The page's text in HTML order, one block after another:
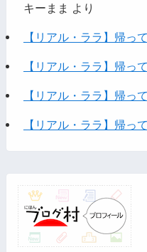
キーまま
より
【リアル・ララ】帰っ
【リアル・ララ】帰っ
【リアル・ララ】帰っ
【リアル・ララ】帰っ